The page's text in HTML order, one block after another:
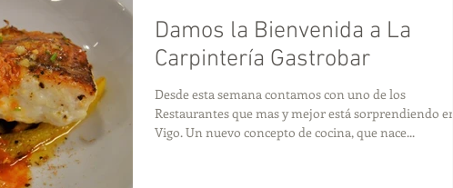
Damos la Bienvenida a La
Carpintería Gastrobar
Desde esta semana contamos con uno de los
Restaurantes que mas y mejor está sorprendiendo en
Vigo. Un nuevo concepto de cocina, que nace...